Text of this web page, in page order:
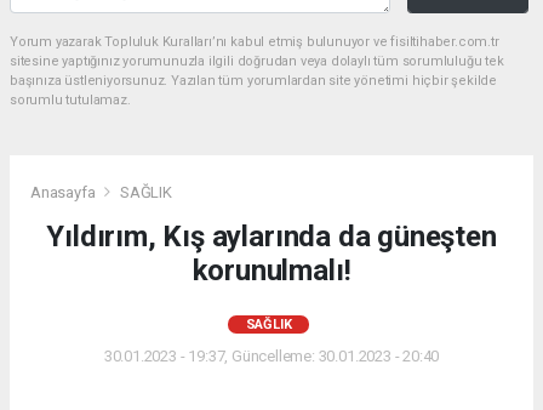
Yorum yazarak Topluluk Kuralları’nı kabul etmiş bulunuyor ve fisiltihaber.com.tr
sitesine yaptığınız yorumunuzla ilgili doğrudan veya dolaylı tüm sorumluluğu tek
başınıza üstleniyorsunuz. Yazılan tüm yorumlardan site yönetimi hiçbir şekilde
sorumlu tutulamaz.
Anasayfa SAĞLIK
Yıldırım, Kış aylarında da güneşten
korunulmalı!
SAĞLIK
30.01.2023 - 19:37, Güncelleme: 30.01.2023 - 20:40